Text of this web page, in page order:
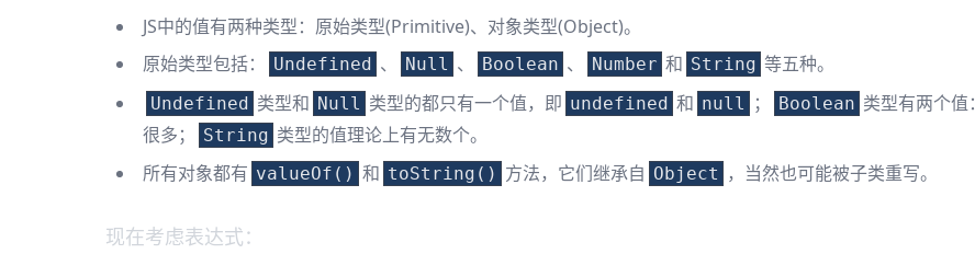
JS中的值有两种类型：原始类型(Primitive)、对象类型(Object)。
原始类型包括：
Undefined 、 Null 、 Boolean 、 Number 和 String 等五种。
Undefined 类型和 Null 类型的都只有一个值，即 undefined 和 null ； Boolean 类型有两个值：
很多；
String 类型的值理论上有无数个。
所有对象都有 valueOf() 和 toString() 方法，它们继承自 Object ，当然也可能被子类重写。
现在考虑表达式：